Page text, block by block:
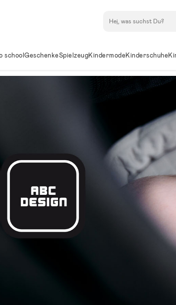
schoolGeschenkeSpielzeugKindermodeKinderschuhe